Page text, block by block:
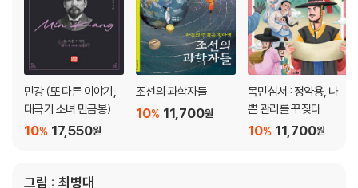
민강 (또 다른 이야기,
태극기 소녀 민금봉)
17,550원
10%
조선의 과학자들
11,700원
10%
목민심서 : 정약용, 나
쁜 관리를 꾸짖다
11,700원
10%
그림 : 최병대